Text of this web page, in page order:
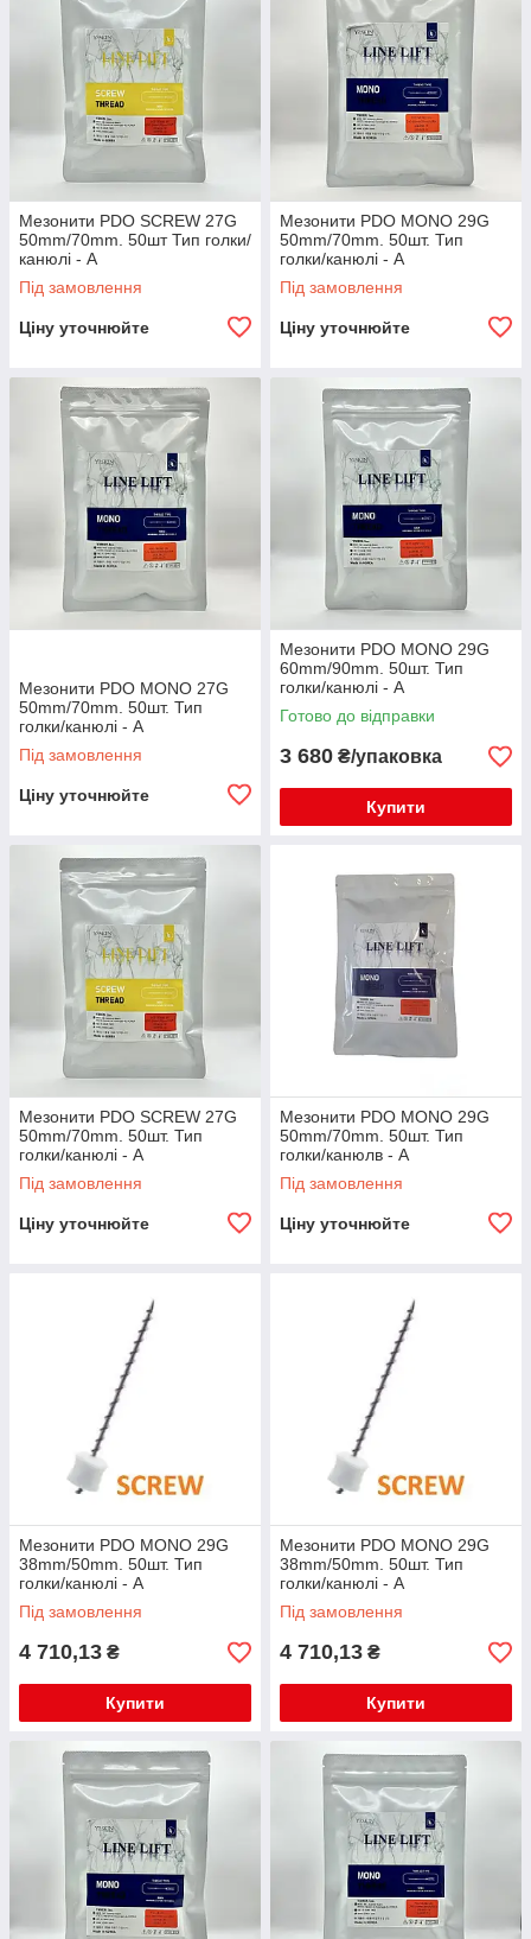
Мезонити PDO SCREW 27G
50mm/70mm. 50шт Тип голки/
канюлі - A
Під замовлення
Ціну уточнюйте
Мезонити PDO MONO 29G
50mm/70mm. 50шт. Тип
голки/канюлі - A
Під замовлення
Ціну уточнюйте
Мезонити PDO MONO 27G
50mm/70mm. 50шт. Тип
голки/канюлі - A
Під замовлення
Ціну уточнюйте
Мезонити PDO MONO 29G
60mm/90mm. 50шт. Тип
голки/канюлі - A
Готово до відправки
3 680 ₴/упаковка
Купити
Мезонити PDO SCREW 27G
50mm/70mm. 50шт. Тип
голки/канюлі - A
Під замовлення
Ціну уточнюйте
Мезонити PDO MONO 29G
50mm/70mm. 50шт. Тип
голки/канюлв - A
Під замовлення
Ціну уточнюйте
Мезонити PDO MONO 29G
38mm/50mm. 50шт. Тип
голки/канюлі - A
Під замовлення
4 710,13 ₴
Купити
Мезонити PDO MONO 29G
38mm/50mm. 50шт. Тип
голки/канюлі - A
Під замовлення
4 710,13 ₴
Купити